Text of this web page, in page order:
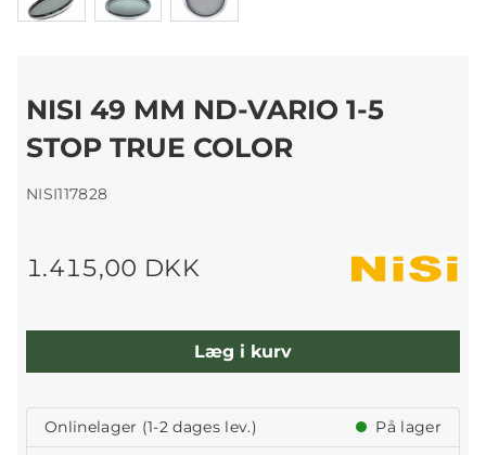
NISI 49 MM ND-VARIO 1-5
STOP TRUE COLOR
NISI117828
1.415,00 DKK
Læg i kurv
Onlinelager (1-2 dages lev.)
På lager